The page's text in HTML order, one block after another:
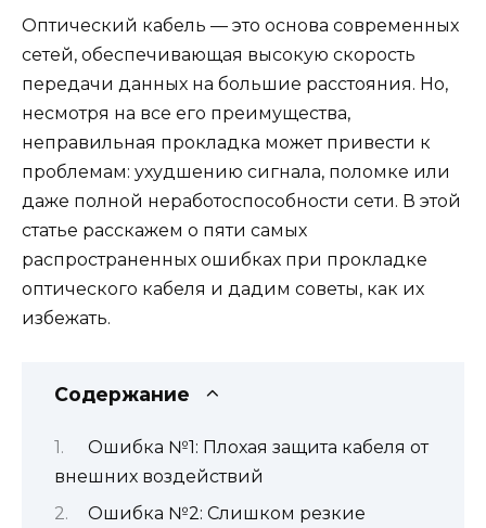
Оптический кабель — это основа современных
сетей, обеспечивающая высокую скорость
передачи данных на большие расстояния. Но,
несмотря на все его преимущества,
неправильная прокладка может привести к
проблемам: ухудшению сигнала, поломке или
даже полной неработоспособности сети. В этой
статье расскажем о пяти самых
распространенных ошибках при прокладке
оптического кабеля и дадим советы, как их
избежать.
Содержание
Ошибка №1: Плохая защита кабеля от
внешних воздействий
Ошибка №2: Слишком резкие